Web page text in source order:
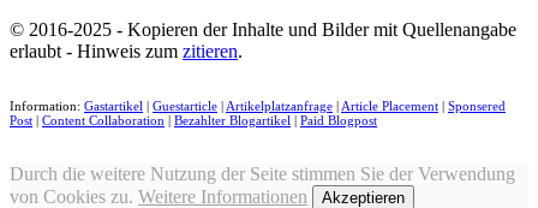
© 2016-2025 - Kopieren der Inhalte und Bilder mit Quellenangabe
erlaubt - Hinweis zum zitieren.
Information: Gastartikel | Guestarticle | Artikelplatzanfrage | Article Placement | Sponsered
Post | Content Collaboration | Bezahlter Blogartikel | Paid Blogpost
Durch die weitere Nutzung der Seite stimmen Sie der Verwendung
von Cookies zu. Weitere Informationen Akzeptieren